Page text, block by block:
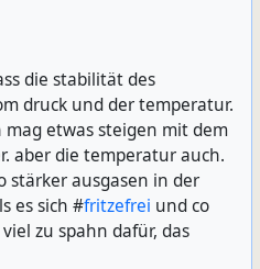
die stabilität des
druck und der temperatur.
etwas steigen mit dem
aber die temperatur auch.
stärker ausgasen in der
es sich #fritzefrei und co
zu spahn dafür, das